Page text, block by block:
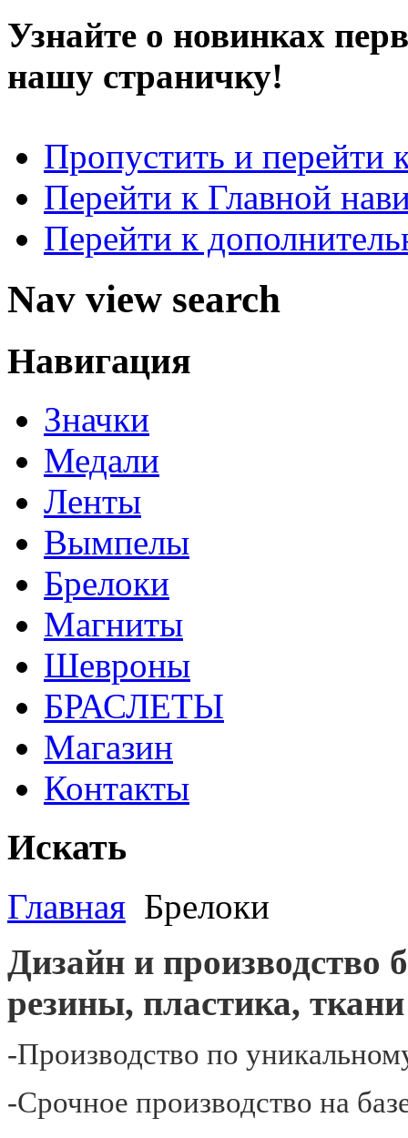
Узнайте о новинках
нашу страничку!
Пропустить и перейти
Перейти к Главной
Перейти к
Nav view search
Навигация
Значки
Медали
Ленты
Вымпелы
Брелоки
Магниты
Шевроны
БРАСЛЕТЫ
Магазин
Контакты
Искать
Главная Брелоки
Дизайн и производство
резины, пластика,
-Производство по
-Срочное производство на